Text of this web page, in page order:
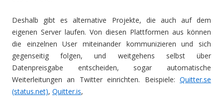
Deshalb gibt es alternative Projekte, die auch auf dem
eigenen Server laufen. Von diesen Plattformen aus können
die einzelnen User miteinander kommunizieren und sich
gegenseitig folgen, und weitgehens selbst über
Datenpreisgabe entscheiden, sogar automatische
Weiterleitungen an Twitter einrichten. Beispiele: Quitter.se
(status.net), Quitter.is,